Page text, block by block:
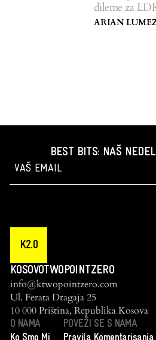
dileme za LDK.
ARIAN LUMEZI
BEST BITS: NAŠ
K2.0
KOSOVOTWOPOINTZERO
info@ktwopointzero.com
Ul. Ferata Dragaja 25
10 000 Priština, Republika Kosova
O NAMA
POVEŽI SE S NAMA